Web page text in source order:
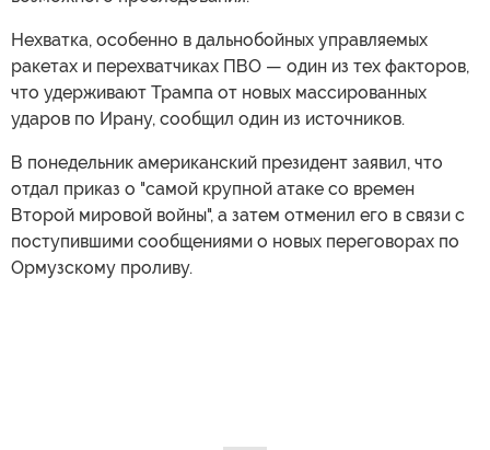
Нехватка, особенно в дальнобойных управляемых
ракетах и перехватчиках ПВО — один из тех факторов,
что удерживают Трампа от новых массированных
ударов по Ирану, сообщил один из источников.
В понедельник американский президент заявил, что
отдал приказ о "самой крупной атаке со времен
Второй мировой войны", а затем отменил его в связи с
поступившими сообщениями о новых переговорах по
Ормузскому проливу.